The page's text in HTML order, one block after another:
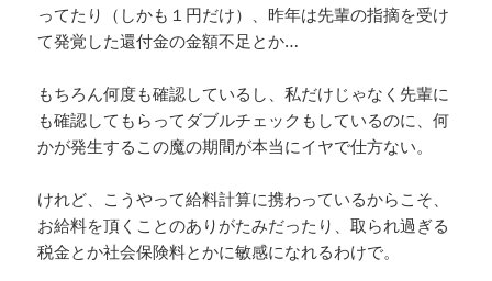
ってたり（しかも１円だけ）、昨年は先輩の指摘を受け
て発覚した還付金の金額不足とか…
もちろん何度も確認しているし、私だけじゃなく先輩に
も確認してもらってダブルチェックもしているのに、何
かが発生するこの魔の期間が本当にイヤで仕方ない。
けれど、こうやって給料計算に携わっているからこそ、
お給料を頂くことのありがたみだったり、取られ過ぎる
税金とか社会保険料とかに敏感になれるわけで。